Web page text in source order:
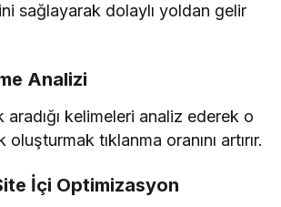
sağlayarak dolaylı yoldan gelir
Analizi
aradığı kelimeleri analiz ederek o
tıklanma oranını artırır.
İçi Optimizasyon